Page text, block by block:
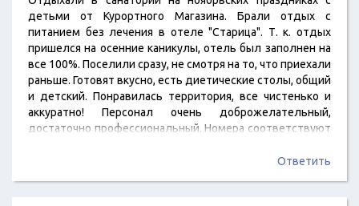
детьми от Курортного Магазина. Брали отдых с
питанием без лечения в отеле "Старица". Т. к. отдых
пришелся на осенние каникулы, отель был заполнен на
все 100%. Поселили сразу, не смотря на то, что приехали
раньше. Готовят вкусно, есть диетические столы, общий
и детский. Понравилась территория, все чистенько и
аккуратно! Персонал очень доброжелательный,
достаточно профессиональный. Номера соответствуют
осуществятся по запросу хоть каждый день. К уборке
Ответить